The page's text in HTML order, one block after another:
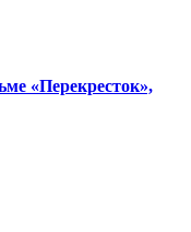
«Перекресток»,